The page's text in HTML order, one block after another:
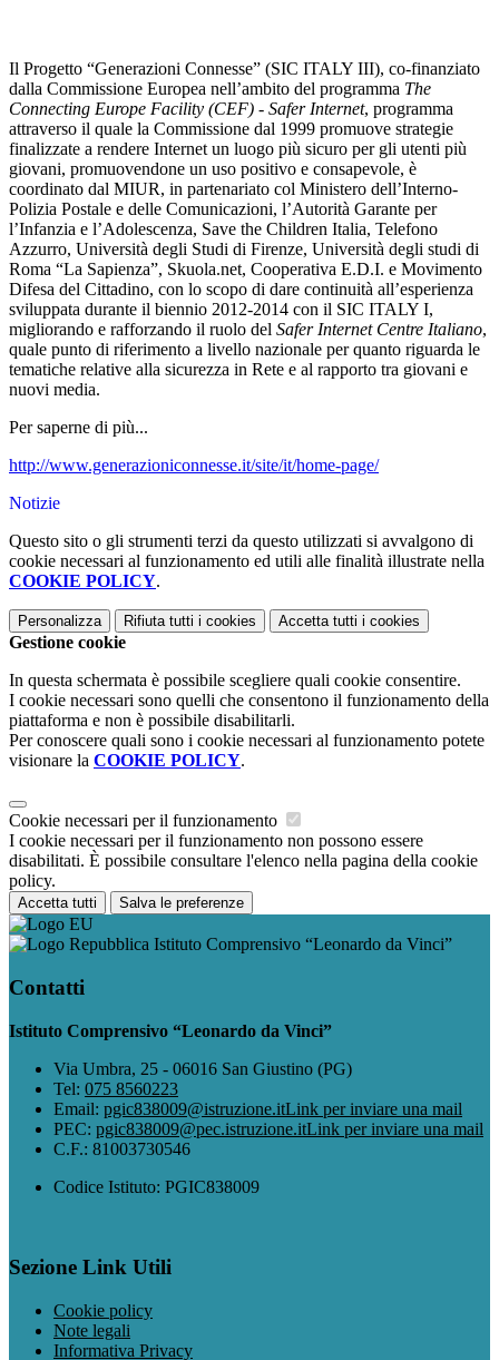
Il Progetto “Generazioni Connesse” (SIC ITALY III), co-finanziato
dalla Commissione Europea nell’ambito del programma The
Connecting Europe Facility (CEF) - Safer Internet, programma
attraverso il quale la Commissione dal 1999 promuove strategie
finalizzate a rendere Internet un luogo più sicuro per gli utenti più
giovani, promuovendone un uso positivo e consapevole, è
coordinato dal MIUR, in partenariato col Ministero dell’Interno-
Polizia Postale e delle Comunicazioni, l’Autorità Garante per
l’Infanzia e l’Adolescenza, Save the Children Italia, Telefono
Azzurro, Università degli Studi di Firenze, Università degli studi di
Roma “La Sapienza”, Skuola.net, Cooperativa E.D.I. e Movimento
Difesa del Cittadino, con lo scopo di dare continuità all’esperienza
sviluppata durante il biennio 2012-2014 con il SIC ITALY I,
migliorando e rafforzando il ruolo del Safer Internet Centre Italiano,
quale punto di riferimento a livello nazionale per quanto riguarda le
tematiche relative alla sicurezza in Rete e al rapporto tra giovani e
nuovi media.
Per saperne di più...
http://www.generazioniconnesse.it/site/it/home-page/
Notizie
Questo sito o gli strumenti terzi da questo utilizzati si avvalgono di
cookie necessari al funzionamento ed utili alle finalità illustrate nella
COOKIE POLICY.
Personalizza Rifiuta tutti i cookies Accetta tutti i cookies
Gestione cookie
In questa schermata è possibile scegliere quali cookie consentire.
I cookie necessari sono quelli che consentono il funzionamento della
piattaforma e non è possibile disabilitarli.
Per conoscere quali sono i cookie necessari al funzionamento potete
visionare la COOKIE POLICY.
Cookie necessari per il funzionamento
I cookie necessari per il funzionamento non possono essere
disabilitati. È possibile consultare l'elenco nella pagina della cookie
policy.
Accetta tutti Salva le preferenze
Istituto Comprensivo “Leonardo da Vinci”
Contatti
Istituto Comprensivo “Leonardo da Vinci”
Via Umbra, 25 - 06016 San Giustino (PG)
Tel: 075 8560223
Email: pgic838009@istruzione.itLink per inviare una mail
PEC: pgic838009@pec.istruzione.itLink per inviare una mail
C.F.: 81003730546
Codice Istituto: PGIC838009
Sezione Link Utili
Cookie policy
Note legali
Informativa Privacy